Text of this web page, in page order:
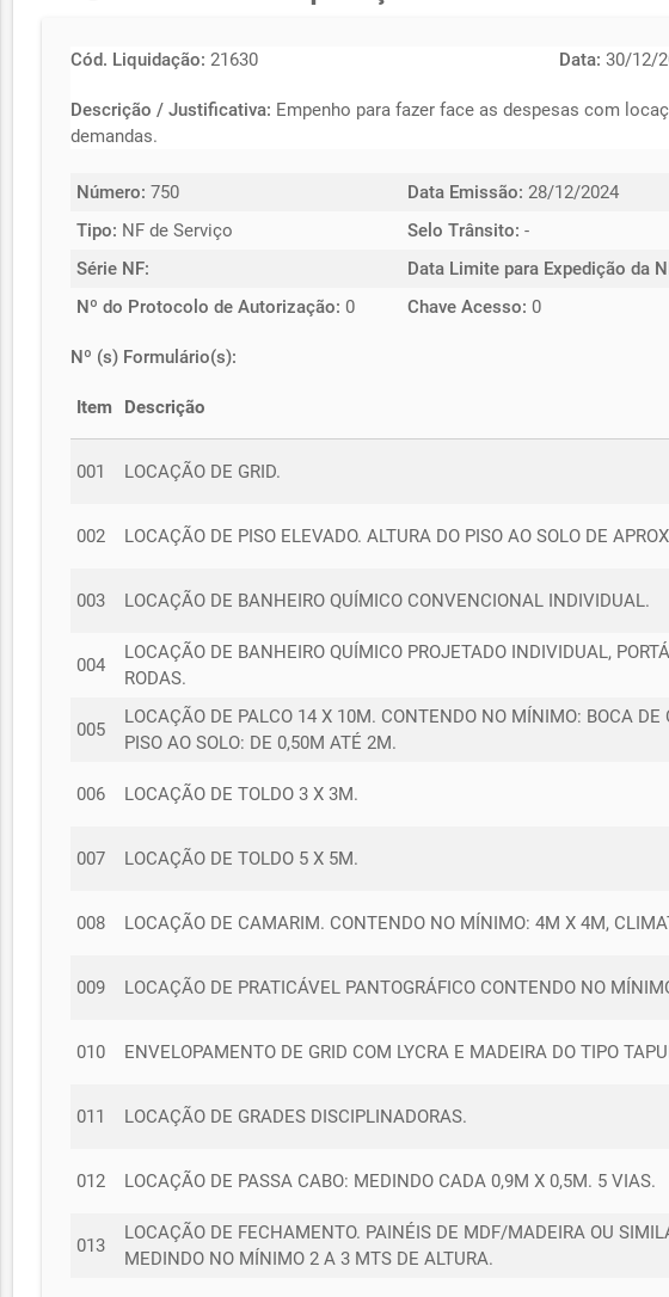
Cód. Liquidação: 21630 Data: 30/12/
Descrição / Justificativa: Empenho para fazer face as despesas com
demandas.
Número: 750 Data Emissão: 28/12/2024
Tipo: NF de Serviço Selo Trânsito: -
Série NF:
Data Limite para Expedição da
Nº do Protocolo de Autorização: 0 Chave Acesso: 0
Nº (s) Formulário(s):
Item Descrição
001 LOCAÇÃO DE GRID.
002 LOCAÇÃO DE PISO ELEVADO. ALTURA DO PISO AO SOLO DE
003 LOCAÇÃO DE BANHEIRO QUÍMICO CONVENCIONAL INDIVIDUAL.
004
LOCAÇÃO DE BANHEIRO QUÍMICO PROJETADO INDIVIDUAL,
RODAS.
005
LOCAÇÃO DE PALCO 14 X 10M. CONTENDO NO MÍNIMO: BOCA
PISO AO SOLO: DE 0,50M ATÉ 2M.
006 LOCAÇÃO DE TOLDO 3 X 3M.
007 LOCAÇÃO DE TOLDO 5 X 5M.
008 LOCAÇÃO DE CAMARIM. CONTENDO NO MÍNIMO: 4M X 4M,
009 LOCAÇÃO DE PRATICÁVEL PANTOGRÁFICO CONTENDO NO
010 ENVELOPAMENTO DE GRID COM LYCRA E MADEIRA DO TIPO
011 LOCAÇÃO DE GRADES DISCIPLINADORAS.
012 LOCAÇÃO DE PASSA CABO: MEDINDO CADA 0,9M X 0,5M. 5 VIAS.
013
LOCAÇÃO DE FECHAMENTO. PAINÉIS DE MDF/MADEIRA OU
MEDINDO NO MÍNIMO 2 A 3 MTS DE ALTURA.